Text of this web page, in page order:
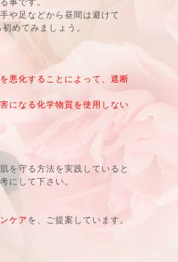
事です。
や足などから昼間は避けて
めてみましょう。
悪化することによって、遮断
になる化学物質を使用しない
を守る方法を実践していると
にして下さい。
ケア を、ご提案しています。